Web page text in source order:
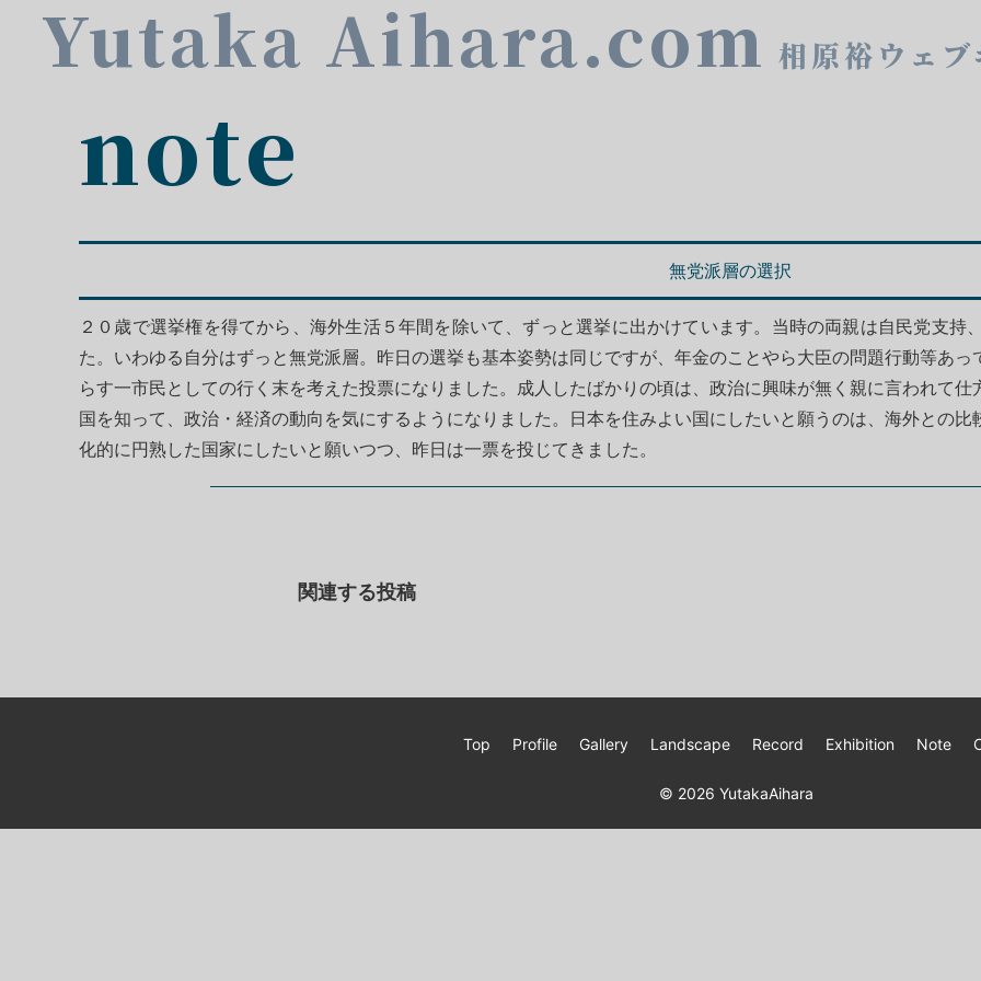
Yutaka Aihara.com 相原裕ウェ
note
無党派層の選択
２０歳で選挙権を得てから、海外生活５年間を除いて、ずっと選挙に出かけています。当時の両親は自民党支持
た。いわゆる自分はずっと無党派層。昨日の選挙も基本姿勢は同じですが、年金のことやら大臣の問題行動等あ
らす一市民としての行く末を考えた投票になりました。成人したばかりの頃は、政治に興味が無く親に言われて
国を知って、政治・経済の動向を気にするようになりました。日本を住みよい国にしたいと願うのは、海外との
化的に円熟した国家にしたいと願いつつ、昨日は一票を投じてきました。
関連する投稿
Top Profile Gallery Landscape Record Exhibition Note
© 2026 YutakaAihara